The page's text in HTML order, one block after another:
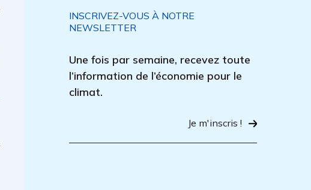
INSCRIVEZ-VOUS À NOTRE
NEWSLETTER
Une fois par semaine, recevez toute
l’information de l’économie pour le
climat.
Je m'inscris !